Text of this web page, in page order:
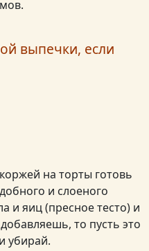
выпечки, если
на торты готовь
и слоеного
и яиц (пресное тесто) и
то пусть это
убирай.